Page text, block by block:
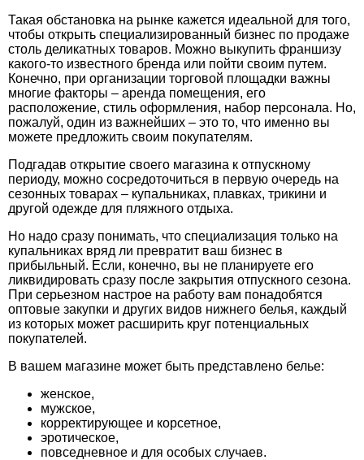
Такая обстановка на рынке кажется идеальной для того,
чтобы открыть специализированный бизнес по продаже
столь деликатных товаров. Можно выкупить франшизу
какого-то известного бренда или пойти своим путем.
Конечно, при организации торговой площадки важны
многие факторы – аренда помещения, его
расположение, стиль оформления, набор персонала. Но,
пожалуй, один из важнейших – это то, что именно вы
можете предложить своим покупателям.
Подгадав открытие своего магазина к отпускному
периоду, можно сосредоточиться в первую очередь на
сезонных товарах – купальниках, плавках, трикини и
другой одежде для пляжного отдыха.
Но надо сразу понимать, что специализация только на
купальниках вряд ли превратит ваш бизнес в
прибыльный. Если, конечно, вы не планируете его
ликвидировать сразу после закрытия отпускного сезона.
При серьезном настрое на работу вам понадобятся
оптовые закупки и других видов нижнего белья, каждый
из которых может расширить круг потенциальных
покупателей.
В вашем магазине может быть представлено белье:
женское,
мужское,
корректирующее и корсетное,
эротическое,
повседневное и для особых случаев.